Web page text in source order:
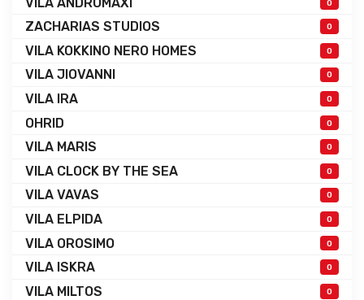
0
ZACHARIAS STUDIOS 0
VILA KOKKINO NERO HOMES 0
VILA JIOVANNI 0
VILA IRA 0
OHRID 0
VILA MARIS 0
VILA CLOCK BY THE SEA 0
VILA VAVAS 0
VILA ELPIDA 0
VILA OROSIMO 0
VILA ISKRA 0
VILA MILTOS 0